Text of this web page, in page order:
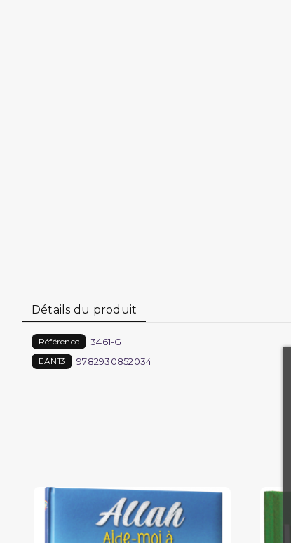
Détails du produit
Référence 3461-G
EAN13 9782930852034